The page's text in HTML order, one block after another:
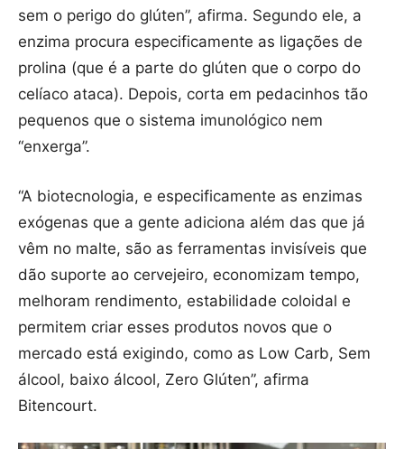
sem o perigo do glúten”, afirma. Segundo ele, a
enzima procura especificamente as ligações de
prolina (que é a parte do glúten que o corpo do
celíaco ataca). Depois, corta em pedacinhos tão
pequenos que o sistema imunológico nem
“enxerga”.
“A biotecnologia, e especificamente as enzimas
exógenas que a gente adiciona além das que já
vêm no malte, são as ferramentas invisíveis que
dão suporte ao cervejeiro, economizam tempo,
melhoram rendimento, estabilidade coloidal e
permitem criar esses produtos novos que o
mercado está exigindo, como as Low Carb, Sem
álcool, baixo álcool, Zero Glúten”, afirma
Bitencourt.